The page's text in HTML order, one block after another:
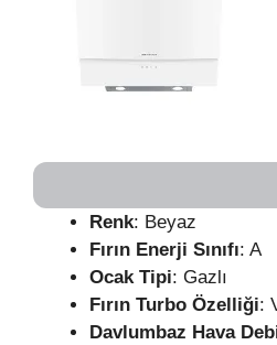
Renk: Beyaz
Fırın Enerji Sınıfı: A
Ocak Tipi: Gazlı
Fırın Turbo Özelliği:
Davlumbaz Hava